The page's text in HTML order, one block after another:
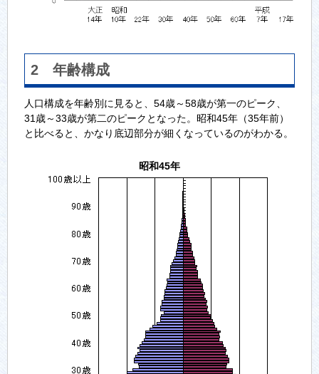
2 年齢構成
人口構成を年齢別に見ると、54歳～58歳が第一のピーク、
31歳～33歳が第二のピークとなった。昭和45年（35年前）
と比べると、かなり底辺部分が細くなっているのがわかる。
昭和45年